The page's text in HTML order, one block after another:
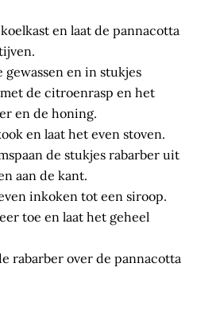
en laat de pannacotta
gewassen en in stukjes
de citroenrasp en het
en de honing.
en laat het even stoven.
de stukjes rabarber uit
aan de kant.
inkoken tot een siroop.
toe en laat het geheel
rabarber over de pannacotta